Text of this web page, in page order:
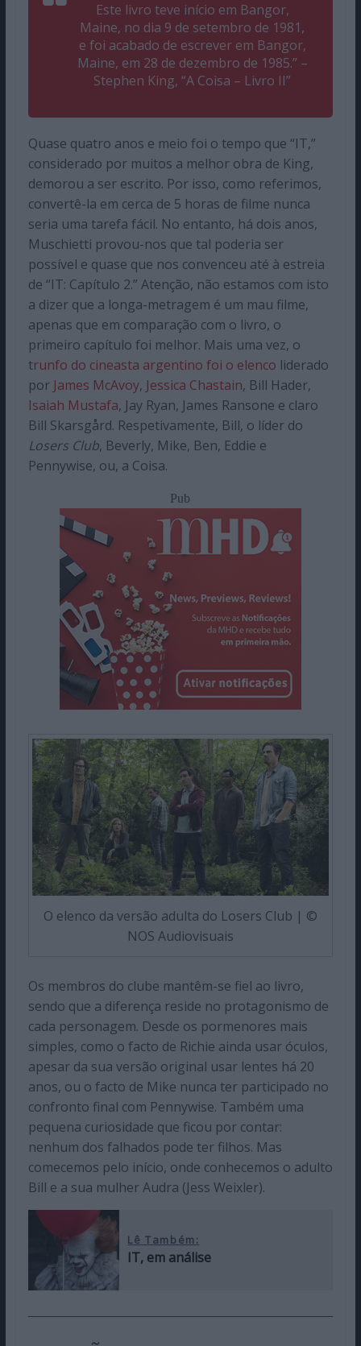
Este livro teve início em Bangor,
Maine, no dia 9 de setembro de 1981,
e foi acabado de escrever em Bangor,
Maine, em 28 de dezembro de 1985.” –
Stephen King, “A Coisa – Livro II”
Quase quatro anos e meio foi o tempo que “IT,”
considerado por muitos a melhor obra de King,
demorou a ser escrito. Por isso, como referimos,
convertê-la em cerca de 5 horas de filme nunca
seria uma tarefa fácil. No entanto, há dois anos,
Muschietti provou-nos que tal poderia ser
possível e quase que nos convenceu até à estreia
de “IT: Capítulo 2.” Atenção, não estamos com isto
a dizer que a longa-metragem é um mau filme,
apenas que em comparação com o livro, o
primeiro capítulo foi melhor. Mais uma vez, o
trunfo do cineasta argentino foi o elenco liderado
por James McAvoy, Jessica Chastain, Bill Hader,
Isaiah Mustafa, Jay Ryan, James Ransone e claro
Bill Skarsgård. Respetivamente, Bill, o líder do
Losers Club, Beverly, Mike, Ben, Eddie e
Pennywise, ou, a Coisa.
Pub
O elenco da versão adulta do Losers Club | ©
NOS Audiovisuais
Os membros do clube mantêm-se fiel ao livro,
sendo que a diferença reside no protagonismo de
cada personagem. Desde os pormenores mais
simples, como o facto de Richie ainda usar óculos,
apesar da sua versão original usar lentes há 20
anos, ou o facto de Mike nunca ter participado no
confronto final com Pennywise. Também uma
pequena curiosidade que ficou por contar:
nenhum dos falhados pode ter filhos. Mas
comecemos pelo início, onde conhecemos o adulto
Bill e a sua mulher Audra (Jess Weixler).
Lê Também:
IT, em análise